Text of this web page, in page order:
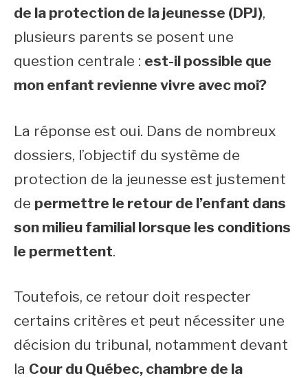
de la protection de la jeunesse (DPJ),
plusieurs parents se posent une
question centrale : est-il possible que
mon enfant revienne vivre avec moi?
La réponse est oui. Dans de nombreux
dossiers, l’objectif du système de
protection de la jeunesse est justement
de permettre le retour de l’enfant dans
son milieu familial lorsque les conditions
le permettent.
Toutefois, ce retour doit respecter
certains critères et peut nécessiter une
décision du tribunal, notamment devant
la Cour du Québec, chambre de la